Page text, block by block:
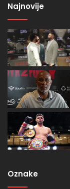
Najnovije
Oznake